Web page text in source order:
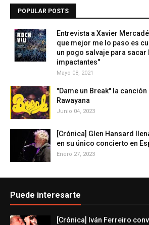
POPULAR POSTS
Entrevista a Xavier
que mejor me lo paso es
un pogo salvaje para
impactantes"
Mayo 08, 2021
"Dame un Break" la
Rawayana
Junio 04, 2023
[Crónica] Glen Hansard
en su único concierto en
Enero 27, 2023
Puede interesarte
[Crónica] Iván Ferreiro